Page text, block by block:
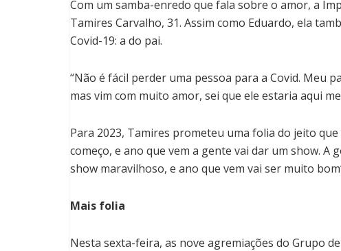
Com um samba-enredo que fala sobre o amor, a
Tamires Carvalho, 31. Assim como Eduardo, ela
Covid-19: a do pai.
“Não é fácil perder uma pessoa para a Covid. Meu
mas vim com muito amor, sei que ele estaria aqui
Para 2023, Tamires prometeu uma folia do jeito
começo, e ano que vem a gente vai dar um show.
show maravilhoso, e ano que vem vai ser muito
Mais folia
Nesta sexta-feira, as nove agremiações do Grupo